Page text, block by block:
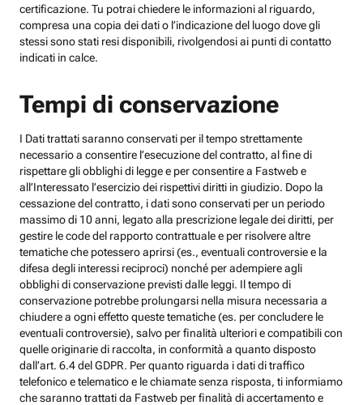
certificazione. Tu potrai chiedere le informazioni al riguardo,
compresa una copia dei dati o l’indicazione del luogo dove gli
stessi sono stati resi disponibili, rivolgendosi ai punti di contatto
indicati in calce.
Tempi di conservazione
I Dati trattati saranno conservati per il tempo strettamente
necessario a consentire l’esecuzione del contratto, al fine di
rispettare gli obblighi di legge e per consentire a Fastweb e
all’Interessato l’esercizio dei rispettivi diritti in giudizio. Dopo la
cessazione del contratto, i dati sono conservati per un periodo
massimo di 10 anni, legato alla prescrizione legale dei diritti, per
gestire le code del rapporto contrattuale e per risolvere altre
tematiche che potessero aprirsi (es., eventuali controversie e la
difesa degli interessi reciproci) nonché per adempiere agli
obblighi di conservazione previsti dalle leggi. Il tempo di
conservazione potrebbe prolungarsi nella misura necessaria a
chiudere a ogni effetto queste tematiche (es. per concludere le
eventuali controversie), salvo per finalità ulteriori e compatibili con
quelle originarie di raccolta, in conformità a quanto disposto
dall’art. 6.4 del GDPR. Per quanto riguarda i dati di traffico
telefonico e telematico e le chiamate senza risposta, ti informiamo
che saranno trattati da Fastweb per finalità di accertamento e